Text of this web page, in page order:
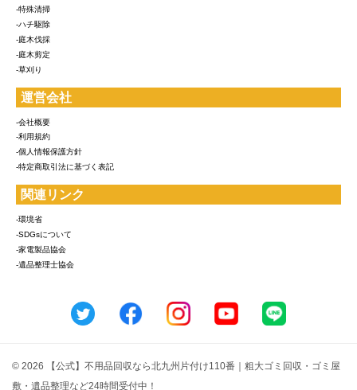
-特殊清掃
-ハチ駆除
-庭木伐採
-庭木剪定
-草刈り
運営会社
-会社概要
-利用規約
-個人情報保護方針
-特定商取引法に基づく表記
関連リンク
-環境省
-SDGsについて
-家電製品協会
-遺品整理士協会
© 2026 【公式】不用品回収なら北九州片付け110番｜粗大ゴミ回収・ゴミ屋
敷・遺品整理など24時間受付中！